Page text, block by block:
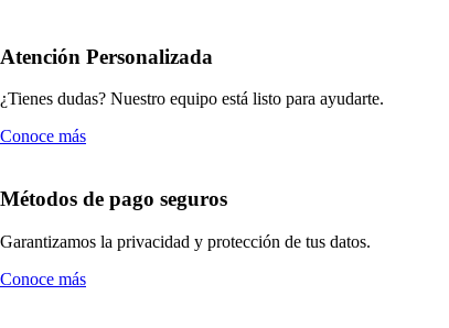
Atención Personalizada
¿Tienes dudas? Nuestro equipo está listo para ayudarte.
Conoce más
Métodos de pago seguros
Garantizamos la privacidad y protección de tus datos.
Conoce más